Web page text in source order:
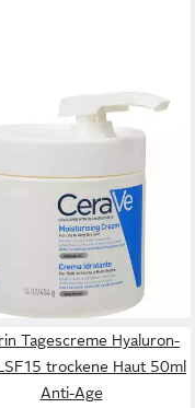
PZN 17572901
€/ 1 kg)
- in 7-9 Werktagen bei dir
Tagescreme Hyaluron-
trockene Haut 50ml
Anti-Age